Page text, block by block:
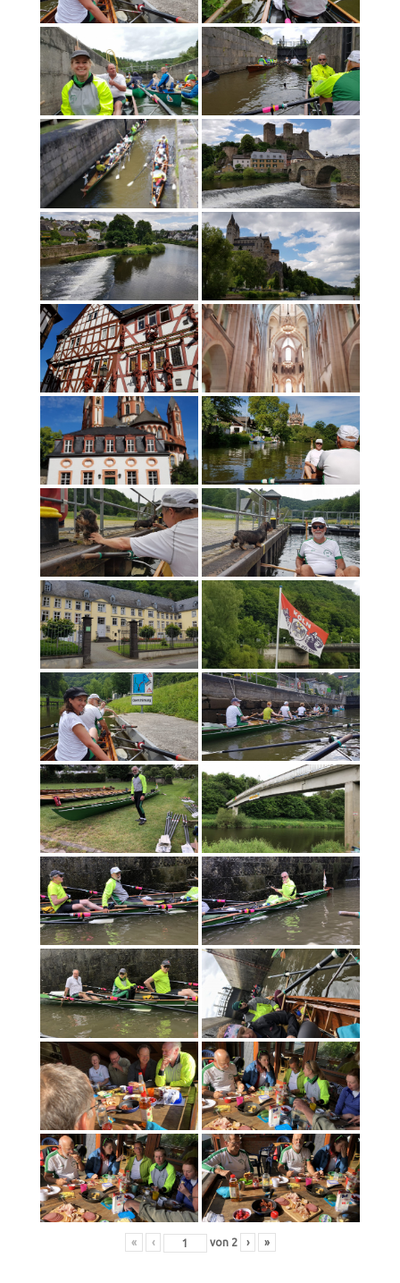
« ‹ von 2 › »